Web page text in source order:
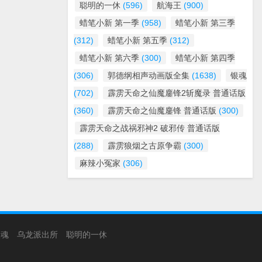
聪明的一休 (596) 航海王 (900)
蜡笔小新 第一季 (958)
蜡笔小新 第三季
(312)
蜡笔小新 第五季 (312)
蜡笔小新 第六季 (300)
蜡笔小新 第四季
(306)
郭德纲相声动画版全集 (1638)
银魂
(702)
霹雳天命之仙魔鏖锋2斩魔录 普通话版
(360)
霹雳天命之仙魔鏖锋 普通话版 (300)
霹雳天命之战祸邪神2 破邪传 普通话版
(288)
霹雳狼烟之古原争霸 (300)
麻辣小冤家 (306)
乌龙派出所 聪明的一休